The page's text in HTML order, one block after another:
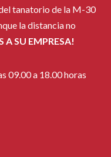
tanatorio de la M-30
la distancia no
A SU EMPRESA!
09.00 a 18.00 horas